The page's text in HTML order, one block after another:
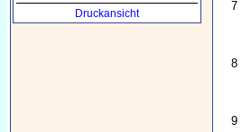
Druckansicht
7
8
9